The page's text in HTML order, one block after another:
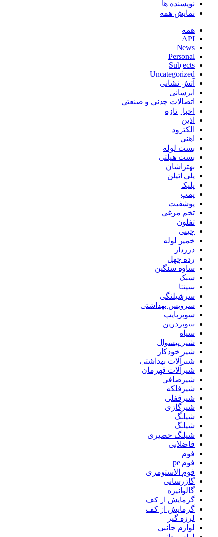
نویسنده ها
نمایش همه
همه
API
News
Personal
Subjects
Uncategorized
آتش نشانی
ابرسانی
اتصالات چدنی و صنعتی
اخبار تازه
اذین
الکترود
اهنی
بست لوله
بست هیلتی
بهتراشان
پلی اتیلن
پلیکا
پمپ
پوشفیت
تخم مرغی
تفلون
چینی
خمیر لوله
درزدار
رده چهل
ساوه سنگین
سبک
سپنتا
سرشیلنگی
سرویس بهداشتی
سوپرپایپ
سوپردرین
سیاه
شیر پیسوال
شیر خودکار
شیرآلات بهداشتی
شیرآلات قهرمان
شیرصافی
شیرفلکه
شیرقفلی
شیرگازی
شیلنگ
شیلنگ
شیلنگ حصیری
فاضلابی
فوم
فوم pe
فوم الاستومری
گازرسانی
گالوانیزه
گرمایش از کف
گرمایش از کف
لرزه گیر
لوازم جانبی